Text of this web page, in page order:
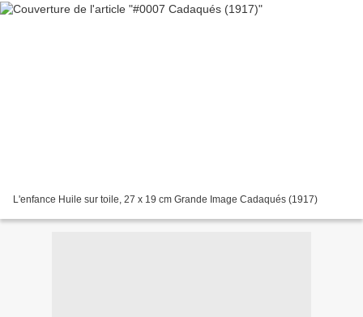
L'enfance Huile sur toile, 27 x 19 cm Grande Image Cadaqués (1917)